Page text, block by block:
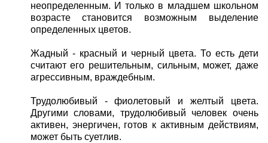
неопределенным. И только в младшем школьном
возрасте становится возможным выделение
определенных цветов.
Жадный - красный и черный цвета. То есть дети
считают его решительным, сильным, может, даже
агрессивным, враждебным.
Трудолюбивый - фиолетовый и желтый цвета.
Другими словами, трудолюбивый человек очень
активен, энергичен, готов к активным действиям,
может быть суетлив.